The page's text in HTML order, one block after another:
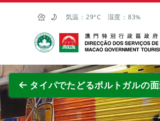
Skip to Main Content
気温： 29°C 湿度： 83%
マカオ政府観光局
タイパでたどるポルトガルの